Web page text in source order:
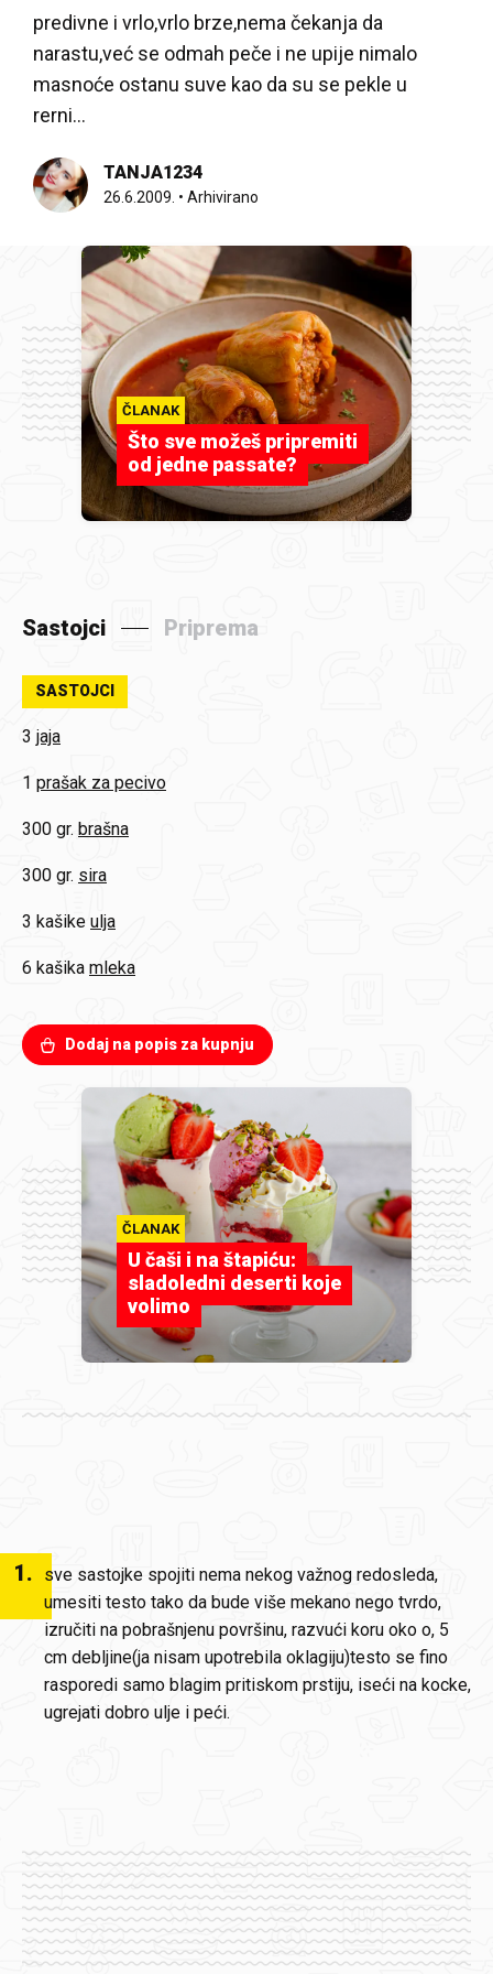
predivne i vrlo,vrlo brze,nema čekanja da
narastu,već se odmah peče i ne upije nimalo
masnoće ostanu suve kao da su se pekle u
rerni…
TANJA1234
26.6.2009. • Arhivirano
ČLANAK
Što sve možeš pripremiti
od jedne passate?
Sastojci Priprema
SASTOJCI
3 jaja
1 prašak za pecivo
300 gr. brašna
300 gr. sira
3 kašike ulja
6 kašika mleka
Dodaj na popis za kupnju
ČLANAK
U čaši i na štapiću:
sladoledni deserti koje
volimo
1.
sve sastojke spojiti nema nekog važnog redosleda,
umesiti testo tako da bude više mekano nego tvrdo,
izručiti na pobrašnjenu površinu, razvući koru oko o, 5
cm debljine(ja nisam upotrebila oklagiju)testo se fino
rasporedi samo blagim pritiskom prstiju, iseći na kocke,
ugrejati dobro ulje i peći.